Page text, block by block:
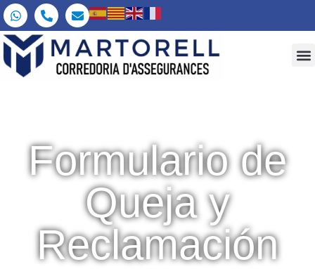
Formulario de
Queja y
Reclamación